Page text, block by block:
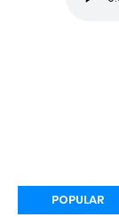
POPULAR